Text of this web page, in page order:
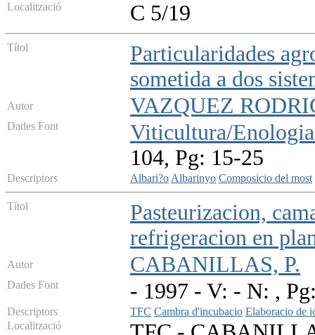
Localització
C 5/19
Títol
Particularidades
sometida a dos
Autor VAZQUEZ
Dades Font
Viticultura/
104, Pg: 15-25
Descriptors Albari?oAlbarinyo Composicio del most
Títol
Pasteurizacion,
refrigeracion en
Autor CABANILLAS, P.
Dades Font - 1997 - V: - N: ,
Descriptors TFC Cambra d'incubacio Elaboracio de
Localització